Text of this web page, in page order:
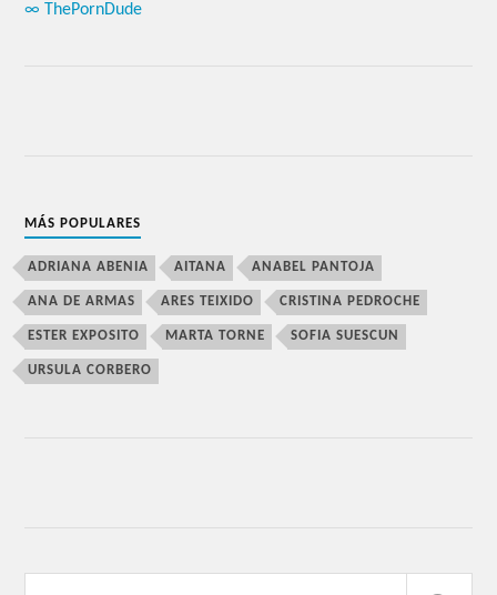
∞ ThePornDude
MÁS POPULARES
ADRIANA ABENIA AITANA ANABEL PANTOJA
ANA DE ARMAS ARES TEIXIDO CRISTINA PEDROCHE
ESTER EXPOSITO MARTA TORNE SOFIA SUESCUN
URSULA CORBERO